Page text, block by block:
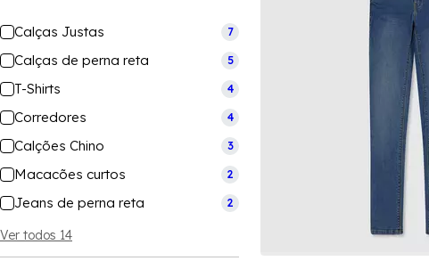
Calças Justas 7
Calças de perna reta 5
T-Shirts 4
Corredores 4
Calções Chino 3
Macacões curtos 2
Jeans de perna reta 2
Ver todos 14